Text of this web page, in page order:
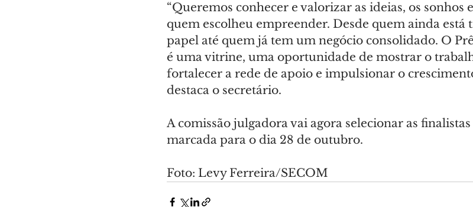
“Queremos conhecer e valorizar as ideias, os sonhos
quem escolheu empreender. Desde quem ainda
papel até quem já tem um negócio consolidado. O
é uma vitrine, uma oportunidade de mostrar o
fortalecer a rede de apoio e impulsionar o
destaca o secretário.
A comissão julgadora vai agora selecionar as
marcada para o dia 28 de outubro.
Foto: Levy Ferreira/SECOM